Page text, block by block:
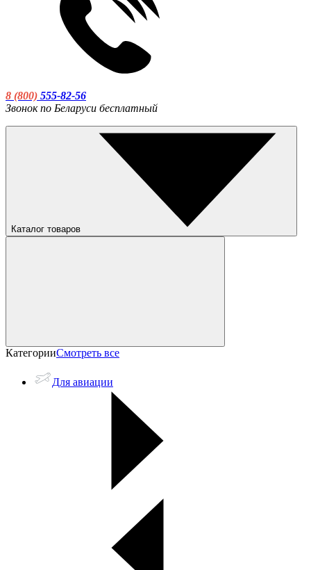
8 (800) 555-82-56
Звонок по Беларуси бесплатный
Каталог товаров
КатегорииСмотреть все
Для авиации